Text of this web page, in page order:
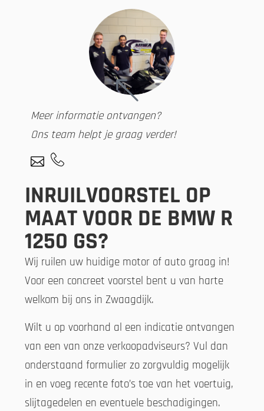
Meer informatie ontvangen?
Ons team helpt je graag verder!
INRUILVOORSTEL OP
MAAT VOOR DE BMW R
1250 GS?
Wij ruilen uw huidige motor of auto graag in!
Voor een concreet voorstel bent u van harte
welkom bij ons in Zwaagdijk.
Wilt u op voorhand al een indicatie ontvangen
van een van onze verkoopadviseurs? Vul dan
onderstaand formulier zo zorgvuldig mogelijk
in en voeg recente foto’s toe van het voertuig,
slijtagedelen en eventuele beschadigingen.